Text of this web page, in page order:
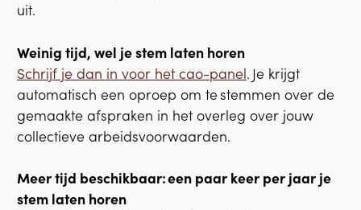
uit.
Weinig tijd, wel je stem laten horen
Schrijf je dan in voor het cao-panel. Je krijgt
automatisch een oproep om te stemmen over de
gemaakte afspraken in het overleg over jouw
collectieve arbeidsvoorwaarden.
Meer tijd beschikbaar: een paar keer per jaar je
stem laten horen